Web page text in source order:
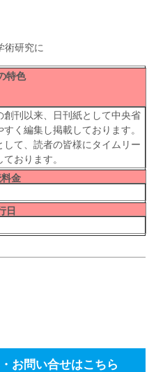
術研究に
特色
刊以来、日刊紙として中央省
く編集し掲載しております。
て、読者の皆様にタイムリー
おります。
金
日
お問い合せはこちら